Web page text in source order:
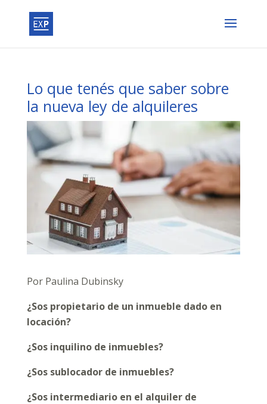
Lo que tenés que saber sobre
la nueva ley de alquileres
Por Paulina Dubinsky
¿Sos propietario de un inmueble dado en
locación?
¿Sos inquilino de inmuebles?
¿Sos sublocador de inmuebles?
¿Sos intermediario en el alquiler de